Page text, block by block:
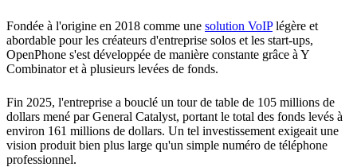
Fondée à l'origine en 2018 comme une solution VoIPlégère et
abordable pour les créateurs d'entreprise solos et les start-ups,
OpenPhone s'est développée de manière constante grâce à Y
Combinator et à plusieurs levées de fonds.
Fin 2025, l'entreprise a bouclé un tour de table de 105 millions de
dollars mené par General Catalyst, portant le total des fonds levés à
environ 161 millions de dollars. Un tel investissement exigeait une
vision produit bien plus large qu'un simple numéro de téléphone
professionnel.